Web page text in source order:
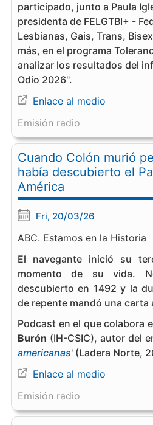
participado, junto a Paula
presidenta de FELGTBI+ -
Lesbianas, Gais, Trans,
más, en el programa
analizar los resultados del
Odio 2026".
Enlace al medio
Emisión radio
Cuando Colón murió
había descubierto el
América
Fri, 20/03/26
ABC. Estamos en la Historia
El navegante inició su
momento de su vida.
descubierto en 1492 y la
de repente mandó una carta
Podcast en el que colabora
Burón (IH-CSIC), autor del
americanas' (Ladera Norte,
Enlace al medio
Emisión radio